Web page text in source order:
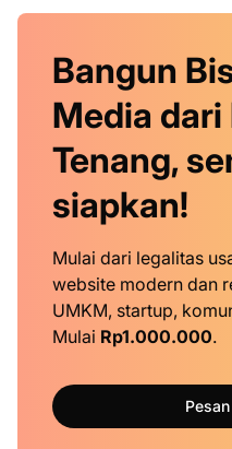
Bangun
Media dari
Tenang,
siapkan!
Mulai dari legalitas
website modern dan
UMKM, startup,
Mulai Rp1.000.000.